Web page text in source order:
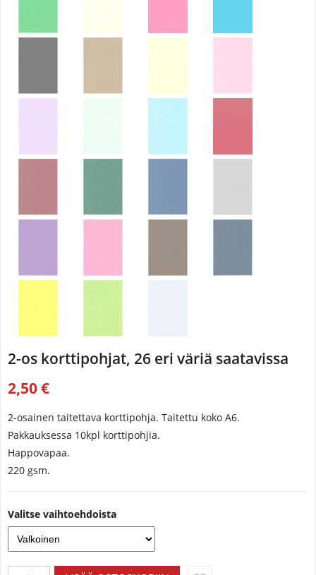
2-os korttipohjat, 26 eri väriä saatavissa
2,50 €
2-osainen taitettava korttipohja. Taitettu koko A6.
Pakkauksessa 10kpl korttipohjia.
Happovapaa.
220 gsm.
Valitse vaihtoehdoista